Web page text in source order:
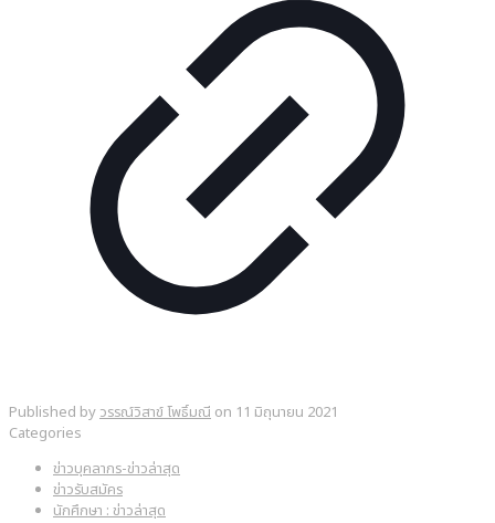
Published by วรรณ์วิสาข์ โพธิ์มณี on 11 มิถุนายน 2021
Categories
ข่าวบุคลากร-ข่าวล่าสุด
ข่าวรับสมัคร
นักศึกษา : ข่าวล่าสุด